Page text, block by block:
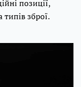
позиції,
типів зброї.